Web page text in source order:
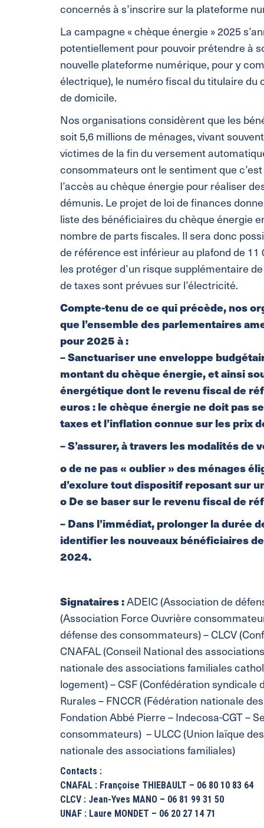
concernés à s’inscrire sur la plateforme
La campagne « chèque énergie » 2025
potentiellement pour pouvoir prétendre à
nouvelle plateforme numérique, pour y
électrique), le numéro fiscal du titulaire du
de domicile.
Nos organisations considèrent que les
soit 5,6 millions de ménages, vivant
victimes de la fin du versement
consommateurs ont le sentiment que
l’accès au chèque énergie pour réaliser
démunis. Le projet de loi de finances
liste des bénéficiaires du chèque énergie
nombre de parts fiscales. Il sera donc
de référence est inférieur au plafond de
les protéger d’un risque supplémentaire
de taxes sont prévues sur l’électricité.
Compte-tenu de ce qui précède, nos
que l’ensemble des parlementaires
pour 2025 à :
– Sanctuariser une enveloppe
montant du chèque énergie, et ainsi
énergétique dont le revenu fiscal de
euros : le chèque énergie ne doit pas
taxes et l’inflation connue sur les prix
– S’assurer, à travers les modalités de
o de ne pas « oublier » des ménages
d’exclure tout dispositif reposant sur
o De se baser sur le revenu fiscal de
– Dans l’immédiat, prolonger la durée
identifier les nouveaux bénéficiaires
2024.
Signataires :ADEIC (Association de
(Association Force Ouvrière
défense des consommateurs) – CLCV
CNAFAL (Conseil National des
nationale des associations familiales
logement) – CSF (Confédération syndicale
Rurales – FNCCR (Fédération nationale
Fondation Abbé Pierre – Indecosa-CGT –
consommateurs) – ULCC (Union laïque
nationale des associations familiales)
Contacts :
CNAFAL : Françoise THIEBAULT – 06 80 10 83 64
CLCV : Jean-Yves MANO – 06 81 99 31 50
UNAF : Laure MONDET – 06 20 27 14 71